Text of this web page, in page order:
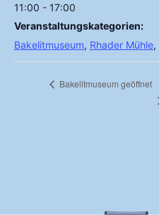
11:00 - 17:00
Veranstaltungskategorien:
Bakelitmuseum, Rhader Mühle,
Bakelitmuseum geöffnet